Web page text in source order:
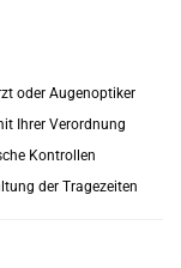
oder Augenoptiker
Ihrer Verordnung
Kontrollen
der Tragezeiten